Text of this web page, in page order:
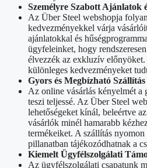
Személyre Szabott Ajánlatok
Az Über Steel webshopja
kedvezményekkel várja
ajánlatokkal és
ügyfeleinket, hogy
élvezzék az exkluzív
különleges kedvezményeket
Gyors és Megbízható Szállítás
Az online vásárlás kényelmét a
teszi teljessé. Az Über Steel
lehetőségeket kínál, beleértve
vásárlók minél hamarabb
termékeiket. A szállítás
pillanatban tájékozódhatnak a
Kiemelt Ügyfélszolgálati
Az ügyfélszolgálati csapatunk